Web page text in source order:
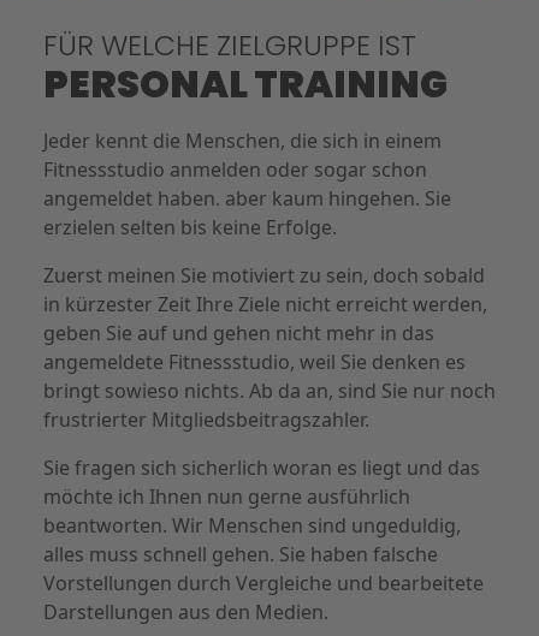
FÜR WELCHE ZIELGRUPPE IST
PERSONAL TRAINING
Jeder kennt die Menschen, die sich in einem
Fitnessstudio anmelden oder sogar schon
angemeldet haben. aber kaum hingehen. Sie
erzielen selten bis keine Erfolge.
Zuerst meinen Sie motiviert zu sein, doch sobald
in kürzester Zeit Ihre Ziele nicht erreicht werden,
geben Sie auf und gehen nicht mehr in das
angemeldete Fitnessstudio, weil Sie denken es
bringt sowieso nichts. Ab da an, sind Sie nur noch
frustrierter Mitgliedsbeitragszahler.
Sie fragen sich sicherlich woran es liegt und das
möchte ich Ihnen nun gerne ausführlich
beantworten. Wir Menschen sind ungeduldig,
alles muss schnell gehen. Sie haben falsche
Vorstellungen durch Vergleiche und bearbeitete
Darstellungen aus den Medien.